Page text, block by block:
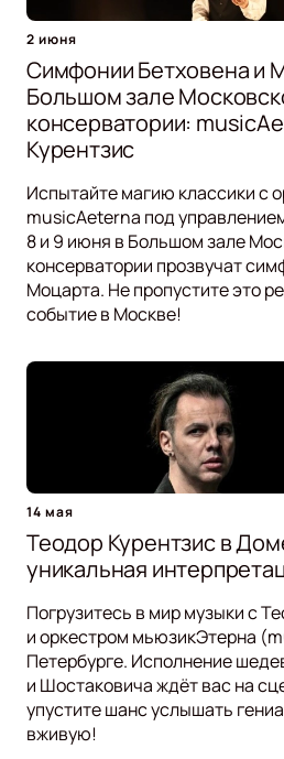
2 июня
Симфонии Бетховена и
Большом зале
консерватории:
Курентзис
Испытайте магию классики с
musicAeterna под
8 и 9 июня в Большом зале
консерватории прозвучат
Моцарта. Не пропустите это
событие в Москве!
14 мая
Теодор Курентзис в
уникальная
Погрузитесь в мир музыки с
и оркестром мьюзикЭтерна
Петербурге. Исполнение
и Шостаковича ждёт вас на
упустите шанс услышать
вживую!